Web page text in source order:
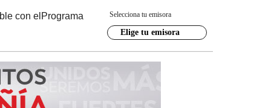
con el Programa Selecciona tu emisora
Elige tu emisora